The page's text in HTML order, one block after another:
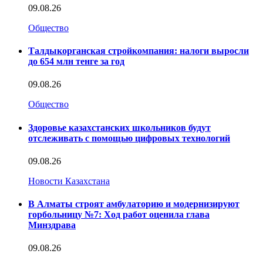
09.08.26
Общество
Талдыкорганская стройкомпания: налоги выросли
до 654 млн тенге за год
09.08.26
Общество
Здоровье казахстанских школьников будут
отслеживать с помощью цифровых технологий
09.08.26
Новости Казахстана
В Алматы строят амбулаторию и модернизируют
горбольницу №7: Ход работ оценила глава
Минздрава
09.08.26